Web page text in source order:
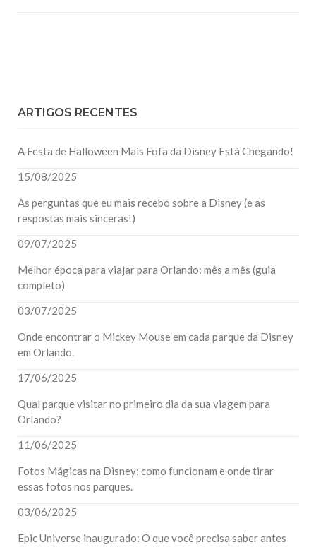
ARTIGOS RECENTES
A Festa de Halloween Mais Fofa da Disney Está Chegando!
15/08/2025
As perguntas que eu mais recebo sobre a Disney (e as
respostas mais sinceras!)
09/07/2025
Melhor época para viajar para Orlando: mês a mês (guia
completo)
03/07/2025
Onde encontrar o Mickey Mouse em cada parque da Disney
em Orlando.
17/06/2025
Qual parque visitar no primeiro dia da sua viagem para
Orlando?
11/06/2025
Fotos Mágicas na Disney: como funcionam e onde tirar
essas fotos nos parques.
03/06/2025
Epic Universe inaugurado: O que você precisa saber antes